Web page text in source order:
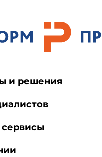
и решения
сервисы